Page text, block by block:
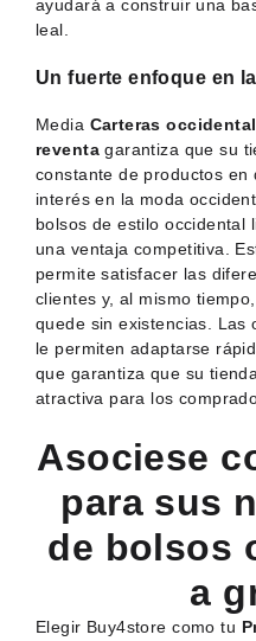
ayudará a construir una
leal.
Un fuerte enfoque en
Media Carteras
reventagarantiza que su
constante de productos en
interés en la moda
bolsos de estilo occidental
una ventaja competitiva.
permite satisfacer las
clientes y, al mismo
quede sin existencias. Las
le permiten adaptarse
que garantiza que su
atractiva para los
Asociese
para sus
de bolsos
a
Elegir Buy4store como tu